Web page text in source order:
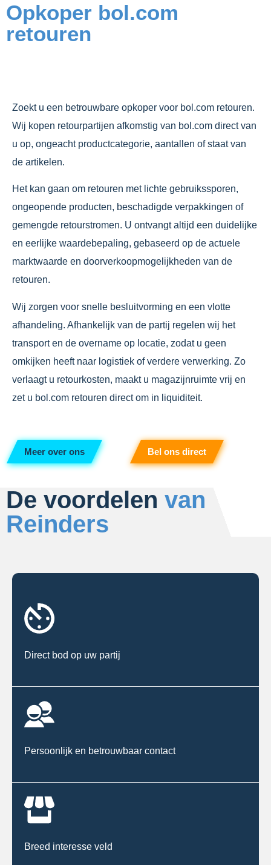
Opkoper bol.com
retouren
Zoekt u een betrouwbare opkoper voor bol.com retouren.
Wij kopen retourpartijen afkomstig van bol.com direct van
u op, ongeacht productcategorie, aantallen of staat van
de artikelen.
Het kan gaan om retouren met lichte gebruikssporen,
ongeopende producten, beschadigde verpakkingen of
gemengde retourstromen. U ontvangt altijd een duidelijke
en eerlijke waardebepaling, gebaseerd op de actuele
marktwaarde en doorverkoopmogelijkheden van de
retouren.
Wij zorgen voor snelle besluitvorming en een vlotte
afhandeling. Afhankelijk van de partij regelen wij het
transport en de overname op locatie, zodat u geen
omkijken heeft naar logistiek of verdere verwerking. Zo
verlaagt u retourkosten, maakt u magazijnruimte vrij en
zet u bol.com retouren direct om in liquiditeit.
Meer over ons Bel ons direct
De voordelen van
Reinders
Direct bod op uw partij
Persoonlijk en betrouwbaar contact
Breed interesse veld